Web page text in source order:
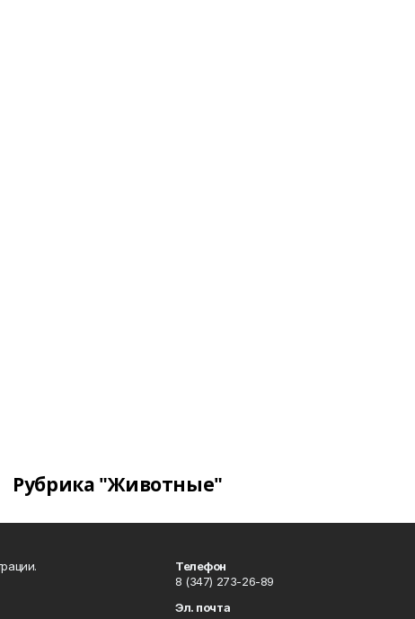
Рубрика "Животные"
Телефон
8 (347) 273-26-89
Эл. почта